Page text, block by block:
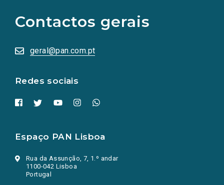
Contactos gerais
geral@pan.com.pt
Redes sociais
redes
sociais
numa
nova
Espaço PAN Lisboa
Rua da Assunção, 7, 1.º andar
1100-042 Lisboa
Portugal